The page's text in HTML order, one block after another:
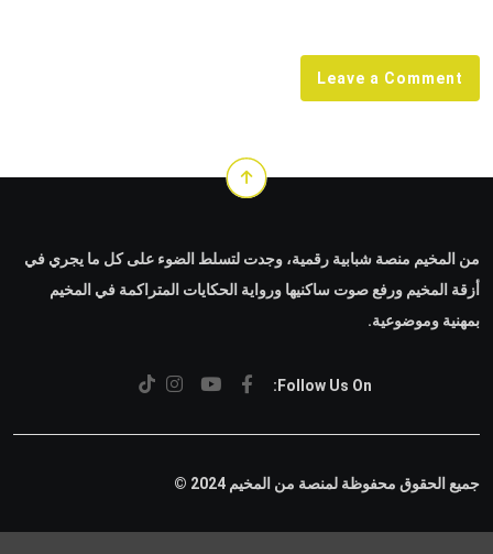
Leave a Comment
من المخيم منصة شبابية رقمية، وجدت لتسلط الضوء على كل ما يجري في
أزقة المخيم ورفع صوت ساكنيها ورواية الحكايات المتراكمة في المخيم
بمهنية وموضوعية.
Follow Us On:
جميع الحقوق محفوظة لمنصة من المخيم 2024 ©